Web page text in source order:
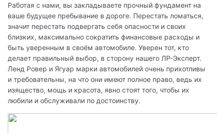
Работая с нами, вы закладываете прочный фундамент на
ваше будущее пребывание в дороге. Перестать ломаться,
значит перестать подвергать себя опасности и своих
близких, максимально сократить финансовые расходы и
быть уверенным в своём автомобиле. Уверен тот, кто
делает правильный выбор, в сторону нашего ЛР-Эксперт.
Ленд Ровер и Ягуар марки автомобилей очень прихотливы
и требовательны, на что они имеют полное право, ведь их
изящество, мощь и красота, явно стоят того, чтобы их
любили и обслуживали по достоинству.